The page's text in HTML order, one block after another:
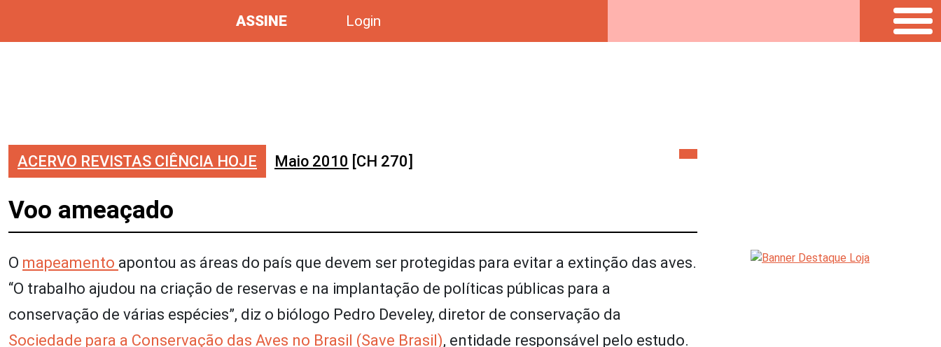
ASSINE Login
ACERVO REVISTAS CIÊNCIA HOJE Maio 2010 [CH 270]
Voo ameaçado
O mapeamento apontou as áreas do país que devem ser protegidas para evitar a extinção das aves.
“O trabalho ajudou na criação de reservas e na implantação de políticas públicas para a
conservação de várias espécies”, diz o biólogo Pedro Develey, diretor de conservação da
Sociedade para a Conservação das Aves no Brasil (Save Brasil), entidade responsável pelo estudo.